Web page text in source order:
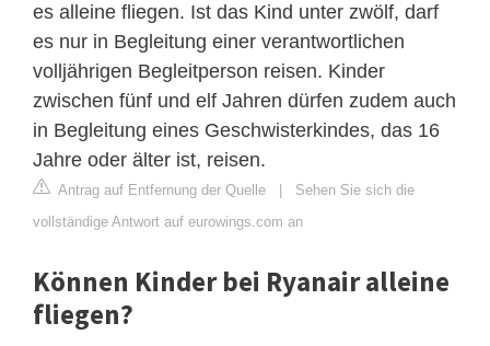
es alleine fliegen. Ist das Kind unter zwölf, darf
es nur in Begleitung einer verantwortlichen
volljährigen Begleitperson reisen. Kinder
zwischen fünf und elf Jahren dürfen zudem auch
in Begleitung eines Geschwisterkindes, das 16
Jahre oder älter ist, reisen.
Antrag auf Entfernung der Quelle | Sehen Sie sich die
vollständige Antwort auf eurowings.com an
Können Kinder bei Ryanair alleine
fliegen?